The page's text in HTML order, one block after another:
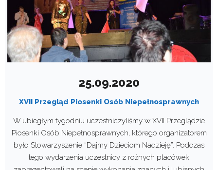
25.09.2020
XVII Przegląd Piosenki Osób Niepełnosprawnych
W ubiegłym tygodniu uczestniczyliśmy w XVII Przeglądzie
Piosenki Osób Niepełnosprawnych, którego organizatorem
było Stowarzyszenie “Dajmy Dzieciom Nadzieję”. Podczas
tego wydarzenia uczestnicy z rożnych placówek